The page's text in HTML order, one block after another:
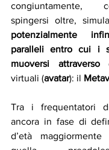
congiuntamente,
spingersi oltre,
potenzialmente
paralleli entro cui i
muoversi attraverso
virtuali (avatar): il
Tra i frequentatori
ancora in fase di
d’età